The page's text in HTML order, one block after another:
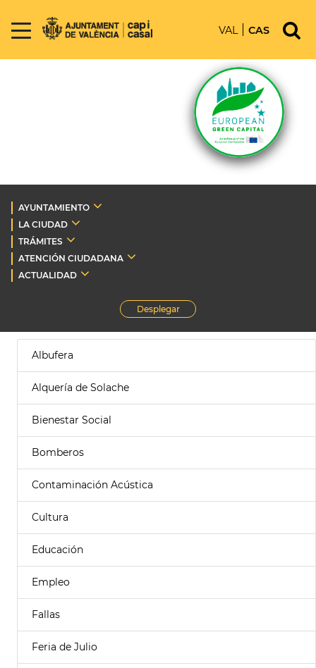
VAL CAS
AYUNTAMIENTO
LA CIUDAD
TRÁMITES
ATENCIÓN CIUDADANA
ACTUALIDAD
Desplegar
Albufera
Alquería de Solache
Bienestar Social
Bomberos
Contaminación Acústica
Cultura
Educación
Empleo
Fallas
Feria de Julio